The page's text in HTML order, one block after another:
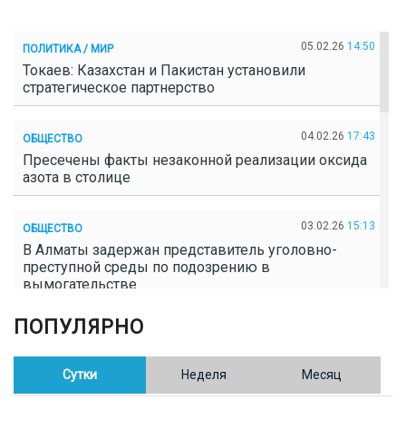
ПОЛИТИКА / МИР 05.02.26 14:50
Токаев: Казахстан и Пакистан установили
стратегическое партнерство
ОБЩЕСТВО 04.02.26 17:43
Пресечены факты незаконной реализации оксида
азота в столице
ОБЩЕСТВО 03.02.26 15:13
В Алматы задержан представитель уголовно-
преступной среды по подозрению в
вымогательстве
ОБЩЕСТВО
Полицейские пресекли незаконное выращивание
конопли в Таразе
ПОПУЛЯРНО
Сутки Неделя Месяц